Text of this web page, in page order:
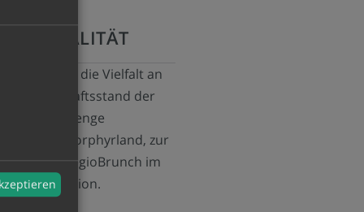
wir die Vielfalt an
Gemeinschaftsstand der
jede Menge
Geopark Porphyrland, zur
beliebten RegioBrunch im
der Region.